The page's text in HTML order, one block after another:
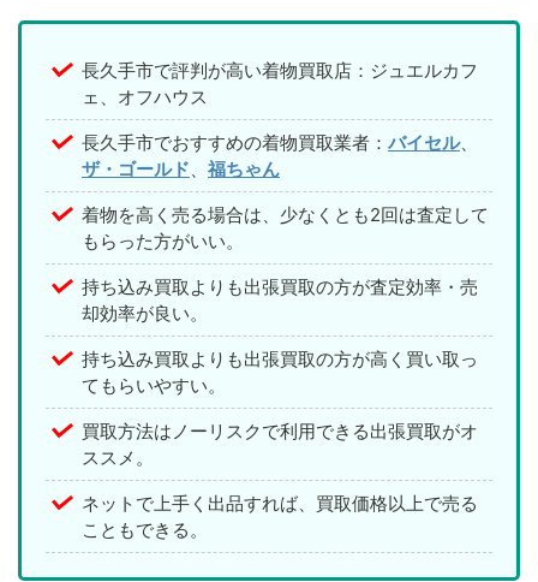
長久手市で評判が高い着物買取店：ジュエルカフ
ェ、オフハウス
長久手市でおすすめの着物買取業者： バイセル、
ザ・ゴールド
福ちゃん
着物を高く売る場合は、少なくとも2回は査定して
もらった方がいい。
持ち込み買取よりも出張買取の方が査定効率・売
却効率が良い。
持ち込み買取よりも出張買取の方が高く買い取っ
てもらいやすい。
買取方法はノーリスクで利用できる出張買取がオ
ススメ。
ネットで上手く出品すれば、買取価格以上で売る
こともできる。